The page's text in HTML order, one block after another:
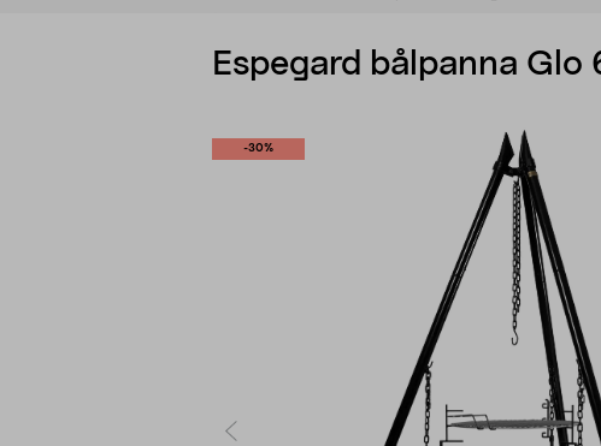
Espegard bålpanna
-30%